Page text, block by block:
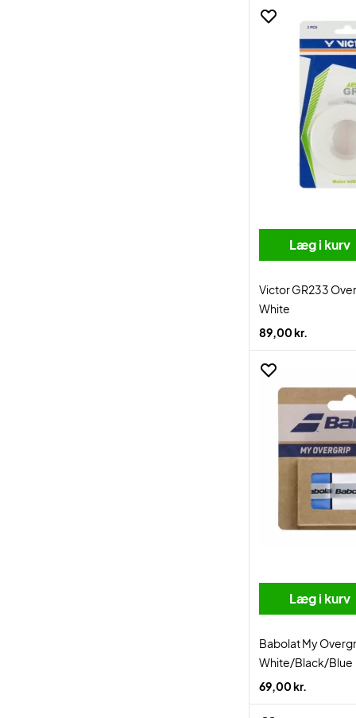
Læg i kurv
Victor GR233
White
89,00 kr.
Læg i kurv
Babolat My
White/Black/Blue
69,00 kr.